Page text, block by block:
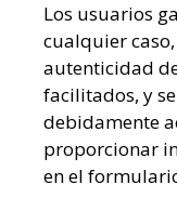
Los usuarios
cualquier
autenticidad
facilitados, y
debidamente
proporcionar
en el